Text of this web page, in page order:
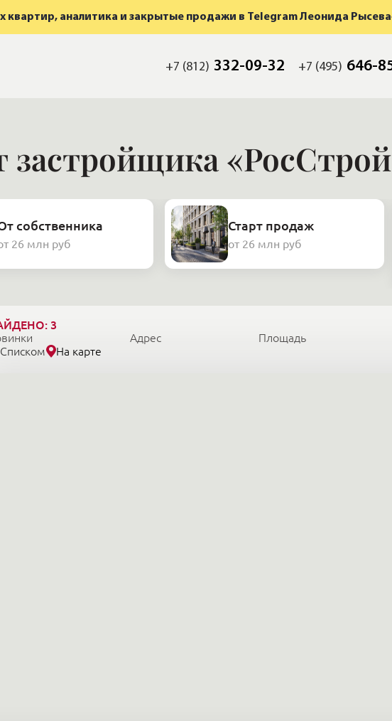
квартир, аналитика и закрытые продажи в Telegram Леонида Рысева
+7 (812) 332-09-32 +7 (495) 646-
застройщика
собственника
26 млн руб
Старт продаж
от 26 млн руб
3
Адрес Площадь
Списком
На карте